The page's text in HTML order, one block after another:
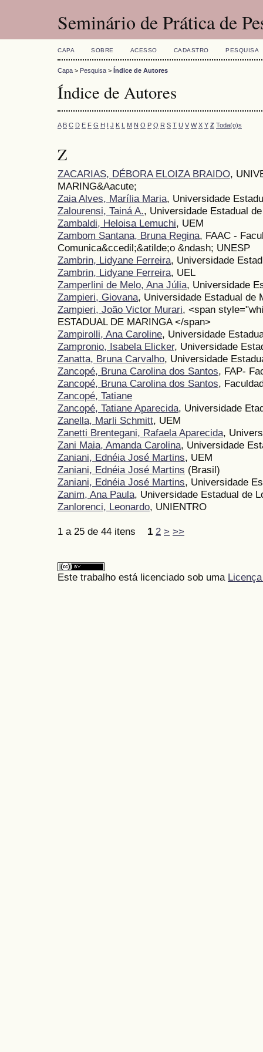
Seminário de Prática de
CAPA SOBRE ACESSO CADASTRO PESQUISA
Capa > Pesquisa > Índice de Autores
Índice de Autores
A B C D E F G H I J K L M N O P Q R S T U V W X Y Z Toda(o)s
Z
ZACARIAS, DÉBORA ELOIZA BRAIDO,
MARING&Aacute;
Zaia Alves, Marília Maria, Universidade
Zalourensi, Tainá A., Universidade Estadual
Zambaldi, Heloisa Lemuchi, UEM
Zambom Santana, Bruna Regina, FAAC -
Comunica&ccedil;&atilde;o &ndash; UNESP
Zambrin, Lidyane Ferreira, Universidade
Zambrin, Lidyane Ferreira, UEL
Zamperlini de Melo, Ana Júlia, Universidade
Zampieri, Giovana, Universidade Estadual de
Zampieri, João Victor Murari, <span
ESTADUAL DE MARINGA </span>
Zampirolli, Ana Caroline, Universidade
Zampronio, Isabela Elicker, Universidade
Zanatta, Bruna Carvalho, Universidade
Zancopé, Bruna Carolina dos Santos, FAP-
Zancopé, Bruna Carolina dos Santos,
Zancopé, Tatiane
Zancopé, Tatiane Aparecida, Universidade
Zanella, Marli Schmitt, UEM
Zanetti Brentegani, Rafaela Aparecida,
Zani Maia, Amanda Carolina, Universidade
Zaniani, Ednéia José Martins, UEM
Zaniani, Ednéia José Martins (Brasil)
Zaniani, Ednéia José Martins, Universidade
Zanim, Ana Paula, Universidade Estadual de
Zanlorenci, Leonardo, UNIENTRO
1 a 25 de 44 itens 1 2 > >>
Este trabalho está licenciado sob uma